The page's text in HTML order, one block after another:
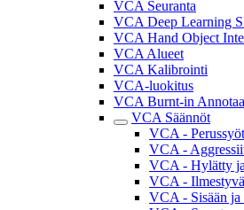
VCA Seuranta
VCA Deep Learning
VCA Hand Object
VCA Alueet
VCA Kalibrointi
VCA-luokitus
VCA Burnt-in
VCA Säännöt
VCA -
VCA -
VCA - Hylätty
VCA -
VCA - Sisään ja